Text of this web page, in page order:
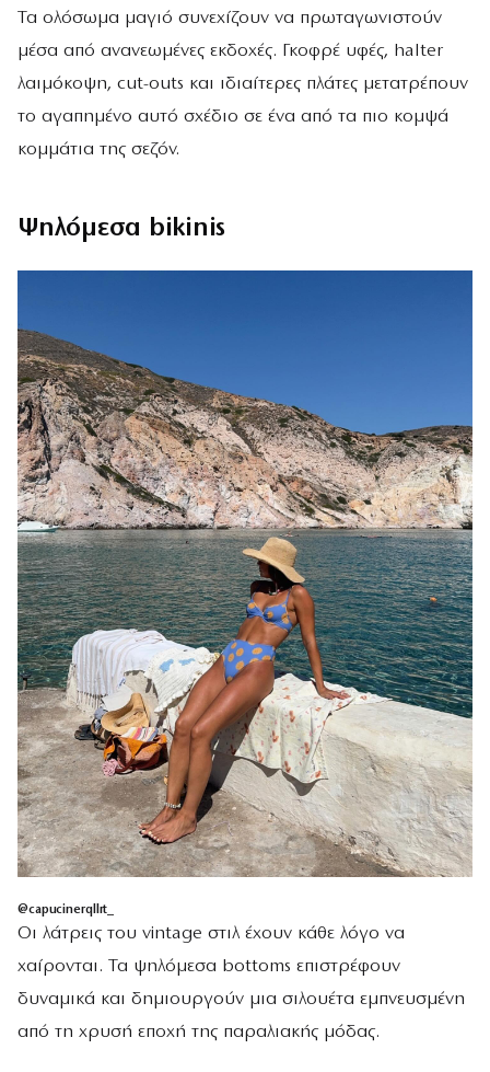
Τα ολόσωμα μαγιό συνεχίζουν να πρωταγωνιστούν
μέσα από ανανεωμένες εκδοχές. Γκοφρέ υφές, halter
λαιμόκοψη, cut-outs και ιδιαίτερες πλάτες μετατρέπουν
το αγαπημένο αυτό σχέδιο σε ένα από τα πιο κομψά
κομμάτια της σεζόν.
Ψηλόμεσα bikinis
@capucinerqllrt_
Οι λάτρεις του vintage στιλ έχουν κάθε λόγο να
χαίρονται. Τα ψηλόμεσα bottoms επιστρέφουν
δυναμικά και δημιουργούν μια σιλουέτα εμπνευσμένη
από τη χρυσή εποχή της παραλιακής μόδας.